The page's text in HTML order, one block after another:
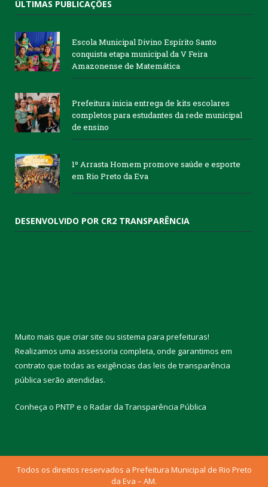
ÚLTIMAS PUBLICAÇÕES
Escola Municipal Divino Espírito Santo
conquista etapa municipal da V Feira
Amazonense de Matemática
Prefeitura inicia entrega de kits escolares
completos para estudantes da rede municipal
de ensino
1º Arrasta Homem promove saúde e esporte
em Rio Preto da Eva
DESENVOLVIDO POR CR2 TRANSPARÊNCIA
Muito mais que criar site ou sistema para prefeituras!
Realizamos uma assessoria completa, onde garantimos em
contrato que todas as exigências das leis de transparência
pública serão atendidas.
Conheça o PNTP e o Radar da Transparência Pública
Todos os direitos reservados a Prefeitura Municipal de Rio Preto
da Eva – AM.